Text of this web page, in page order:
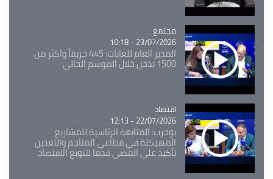
Catégorie
مجتمع
23/07/2026 - 10:18
المدير العام للغابات: 445 حريقاً وأكثر من
1500 تدخل خلال الموسم الحالي
Catégorie
اقتصاد
22/07/2026 - 12:13
بوحرب: المتابعة الرئاسية للمشاريع
المهيكلة في قطاعي المناجم والتعدين
تأكيد على المضي قدما لتنويع الاقتصاد